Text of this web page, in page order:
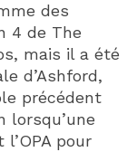
des
4 de The
mais il a été
d’Ashford,
précédent
lorsqu’une
pour